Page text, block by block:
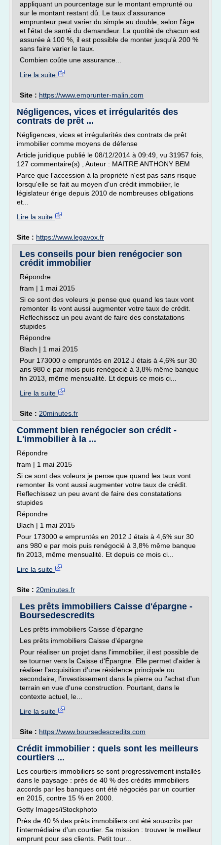
appliquant un pourcentage sur le montant emprunté ou
sur le montant restant dû. Le taux d'assurance
emprunteur peut varier du simple au double, selon l'âge
et l'état de santé du demandeur. La quotité de chacun est
assurée à 100 %, il est possible de monter jusqu'à 200 %
sans faire varier le taux.
Combien coûte une assurance...
Lire la suite
Site : https://www.emprunter-malin.com
Négligences, vices et irrégularités des
contrats de prêt ...
Négligences, vices et irrégularités des contrats de prêt
immobilier comme moyens de défense
Article juridique publié le 08/12/2014 à 09:49, vu 31957 fois,
127 commentaire(s) , Auteur : MAITRE ANTHONY BEM
Parce que l'accession à la propriété n'est pas sans risque
lorsqu'elle se fait au moyen d'un crédit immobilier, le
législateur érige depuis 2010 de nombreuses obligations
et...
Lire la suite
Site : https://www.legavox.fr
Les conseils pour bien renégocier son
crédit immobilier
Répondre
fram | 1 mai 2015
Si ce sont des voleurs je pense que quand les taux vont
remonter ils vont aussi augmenter votre taux de crédit.
Reflechissez un peu avant de faire des constatations
stupides
Répondre
Blach | 1 mai 2015
Pour 173000 e empruntés en 2012 J étais à 4,6% sur 30
ans 980 e par mois puis renégocié à 3,8% même banque
fin 2013, même mensualité. Et depuis ce mois ci...
Lire la suite
Site : 20minutes.fr
Comment bien renégocier son crédit -
L'immobilier à la ...
Répondre
fram | 1 mai 2015
Si ce sont des voleurs je pense que quand les taux vont
remonter ils vont aussi augmenter votre taux de crédit.
Reflechissez un peu avant de faire des constatations
stupides
Répondre
Blach | 1 mai 2015
Pour 173000 e empruntés en 2012 J étais à 4,6% sur 30
ans 980 e par mois puis renégocié à 3,8% même banque
fin 2013, même mensualité. Et depuis ce mois ci...
Lire la suite
Site : 20minutes.fr
Les prêts immobiliers Caisse d'épargne -
Boursedescredits
Les prêts immobiliers Caisse d'épargne
Les prêts immobiliers Caisse d'épargne
Pour réaliser un projet dans l'immobilier, il est possible de
se tourner vers la Caisse d'Épargne. Elle permet d'aider à
réaliser l'acquisition d'une résidence principale ou
secondaire, l'investissement dans la pierre ou l'achat d'un
terrain en vue d'une construction. Pourtant, dans le
contexte actuel, le...
Lire la suite
Site : https://www.boursedescredits.com
Crédit immobilier : quels sont les meilleurs
courtiers ...
Les courtiers immobiliers se sont progressivement installés
dans le paysage : près de 40 % des crédits immobiliers
accords par les banques ont été négociés par un courtier
en 2015, contre 15 % en 2000.
Getty Images/iStockphoto
Près de 40 % des prêts immobiliers ont été souscrits par
l'intermédiaire d'un courtier. Sa mission : trouver le meilleur
emprunt pour ses clients. Petit tour...